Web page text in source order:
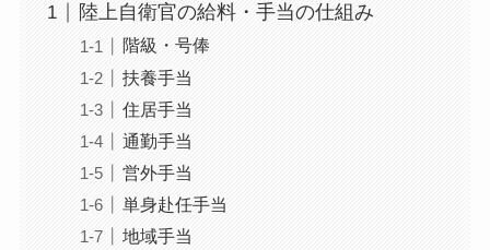
陸上自衛官の給料・手当の仕組み
階級・号俸
扶養手当
住居手当
通勤手当
営外手当
単身赴任手当
地域手当